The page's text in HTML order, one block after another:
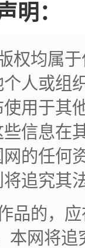
明：
权均属
人或组
用于其
信息在
的任何
追究其
品的，
本网将